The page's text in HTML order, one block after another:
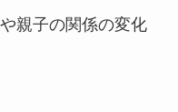
親子の関係の変化